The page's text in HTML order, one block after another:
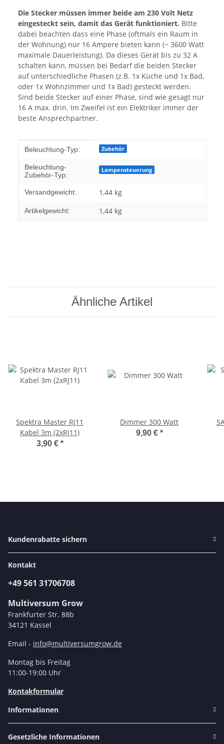
Die Stecker müssen immer beide am 230 Volt Netz
eingesteckt sein, damit das Gerät funktioniert. Bitte
dabei beachten dass eine Phase (oftmals ein Raum in
der Wohnung) nur 16 Ampere bieten kann (~ 3600 Watt
maximale Dauerleistung). Da dieses Gerät bis zu 32 A
schalten kann, müssen bei Bedarf die beiden Stecker
auf unterschiedliche Phasen (z.B. 1x Küche und 1x Bad,
oder 1x Wohnzimmer und 1x Bad) gesteckt werden.
Sind beide Stecker auf einer Phase, sind wie gesagt nur
16 A max. drin. Im Zweifel ist ein Elektriker immer der
beste Ansprechpartner.
Produkteigenschaft
Wert
Beleuchtung-Typ: Zubehör
Beleuchtung-
Zubehör-Typ:
Lampensteuerung
Versandgewicht: 1,44 kg
Artikelgewicht: 1,44 kg
Ähnliche Artikel
Spektra Master RJ11
Kabel 3m (2xRJ11)
3,90 € *
Dimmer 300 Watt
9,90 € *
Kundenrabatte sichern
Kontakt
+49 561 31706708
Multiversum Grow
Frankfurter Str. 88b
34121 Kassel
Email - info@multiversumgrow.de
Montag bis Freitag
11:00-19:00 Uhr
Kontakformular
Informationen
Gesetzliche Informationen